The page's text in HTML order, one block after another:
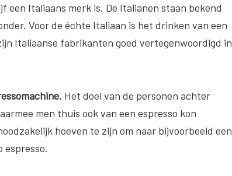
een Italiaans merk is. De Italianen staan bekend
Voor de échte Italiaan is het drinken van een
Italiaanse fabrikanten goed vertegenwoordigd in
Het doel van de personen achter
men thuis ook van een espresso kon
hoeven te zijn om naar bijvoorbeeld een